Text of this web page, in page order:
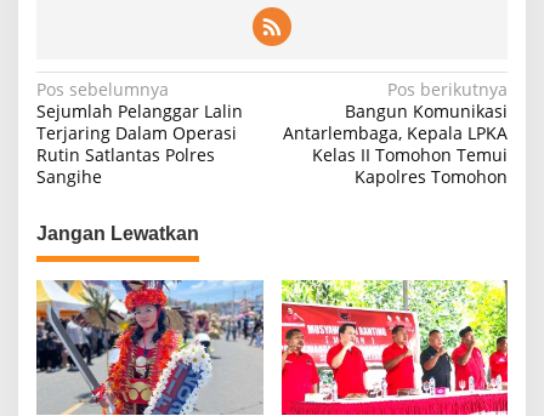
N
a
v
g
a
s
i
p
Pos sebelumnya
Sejumlah Pelanggar Lalin
Terjaring Dalam Operasi
Rutin Satlantas Polres
Sangihe
Pos berikutnya
Bangun Komunikasi
Antarlembaga, Kepala LPKA
Kelas II Tomohon Temui
Kapolres Tomohon
Jangan Lewatkan